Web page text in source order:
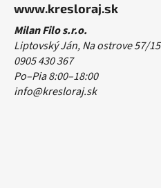
www.kresloraj.sk
Milan Filo s.r.o.
Liptovský Ján, Na ostrove 57/15
0905 430 367
Po–Pia 8:00–18:00
info@kresloraj.sk